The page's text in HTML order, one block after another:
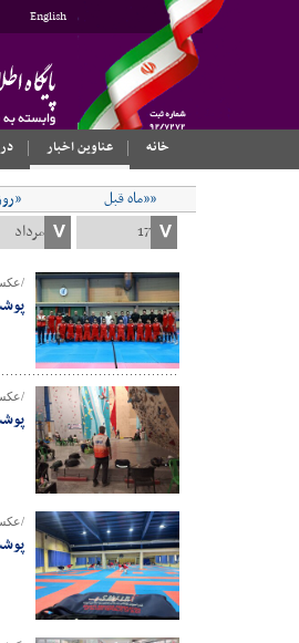
English
خانه
عناوین اخبار
««ماه قبل
/
/
/